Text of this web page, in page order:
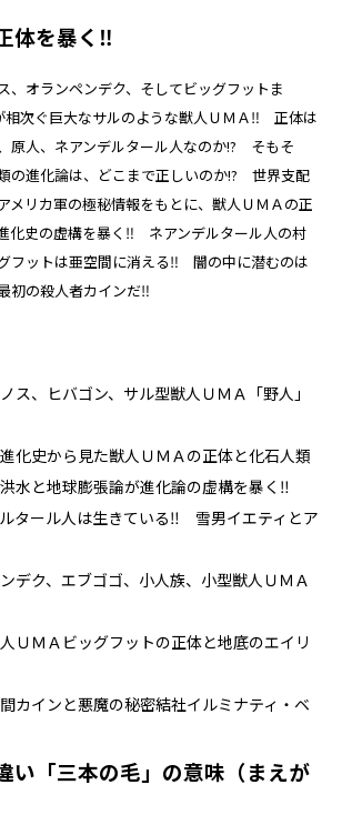
体を暴く‼
、オランペンデク、そしてビッグフットま
次ぐ巨大なサルのような獣人ＵＭＡ‼ 正体は
原人、ネアンデルタール人なのか!? そもそ
の進化論は、どこまで正しいのか!? 世界支配
メリカ軍の極秘情報をもとに、獣人ＵＭＡの正
化史の虚構を暴く‼ ネアンデルタール人の村
フットは亜空間に消える‼ 闇の中に潜むのは
初の殺人者カインだ‼
ス、ヒバゴン、サル型獣人ＵＭＡ「野人」
化史から見た獣人ＵＭＡの正体と化石人類
水と地球膨張論が進化論の虚構を暴く‼
タール人は生きている‼ 雪男イエティとア
デク、エブゴゴ、小人族、小型獣人ＵＭＡ
ＵＭＡビッグフットの正体と地底のエイリ
カインと悪魔の秘密結社イルミナティ・ベ
い「三本の毛」の意味（まえが